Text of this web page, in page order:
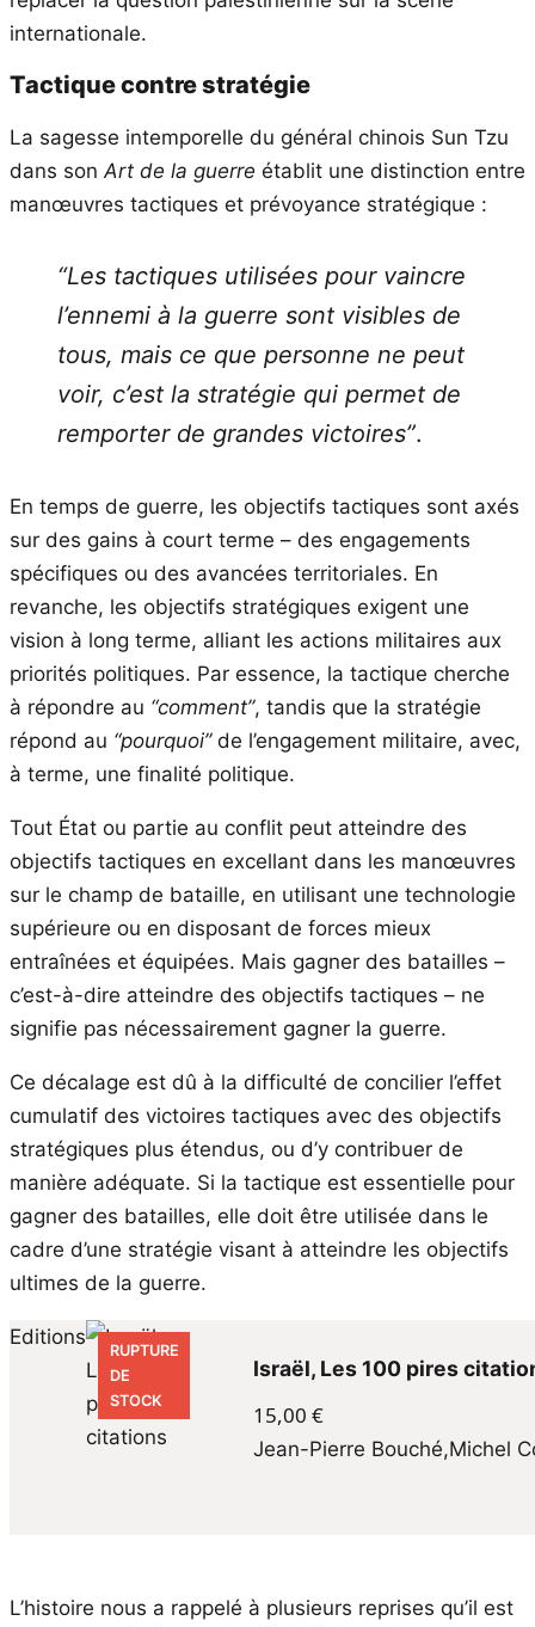
internationale.
Tactique contre stratégie
La sagesse intemporelle du général chinois Sun Tzu
dans son Art de la guerre établit une distinction entre
manœuvres tactiques et prévoyance stratégique :
“Les tactiques utilisées pour vaincre
l’ennemi à la guerre sont visibles de
tous, mais ce que personne ne peut
voir, c’est la stratégie qui permet de
remporter de grandes victoires”.
En temps de guerre, les objectifs tactiques sont axés
sur des gains à court terme – des engagements
spécifiques ou des avancées territoriales. En
revanche, les objectifs stratégiques exigent une
vision à long terme, alliant les actions militaires aux
priorités politiques. Par essence, la tactique cherche
à répondre au “comment”, tandis que la stratégie
répond au “pourquoi”de l’engagement militaire, avec,
à terme, une finalité politique.
Tout État ou partie au conflit peut atteindre des
objectifs tactiques en excellant dans les manœuvres
sur le champ de bataille, en utilisant une technologie
supérieure ou en disposant de forces mieux
entraînées et équipées. Mais gagner des batailles –
c’est-à-dire atteindre des objectifs tactiques – ne
signifie pas nécessairement gagner la guerre.
Ce décalage est dû à la difficulté de concilier l’effet
cumulatif des victoires tactiques avec des objectifs
stratégiques plus étendus, ou d’y contribuer de
manière adéquate. Si la tactique est essentielle pour
gagner des batailles, elle doit être utilisée dans le
cadre d’une stratégie visant à atteindre les objectifs
ultimes de la guerre.
RUPTURE
DE
STOCK
Israël, Les 100 pires
15,00 €
Jean-Pierre Bouché,Michel
L’histoire nous a rappelé à plusieurs reprises qu’il est